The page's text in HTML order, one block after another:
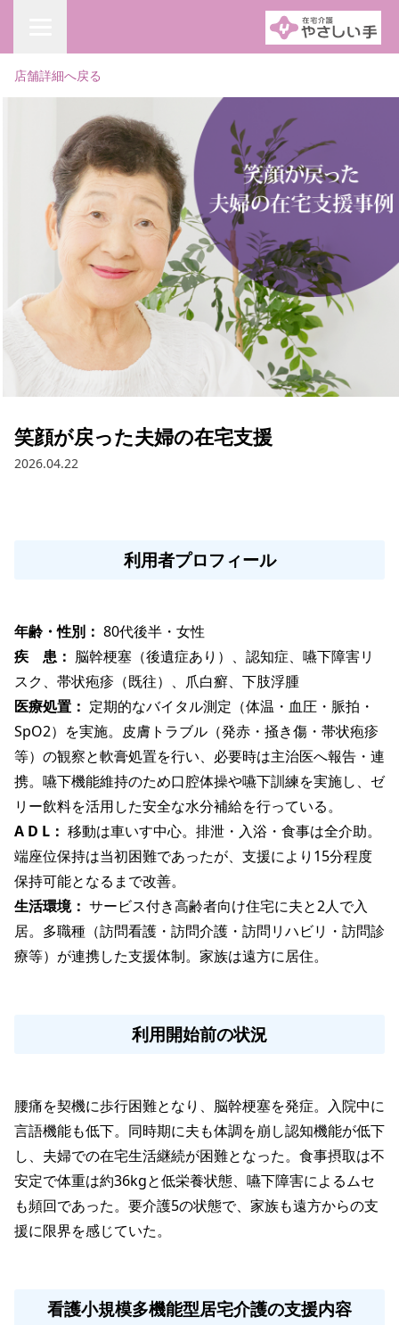
店舗詳細へ戻る
笑顔が戻った夫婦の在宅支援
2026.04.22
利用者プロフィール
年齢・性別： 80代後半・女性
疾　患： 脳幹梗塞（後遺症あり）、認知症、嚥下障害リ
スク、帯状疱疹（既往）、爪白癬、下肢浮腫
医療処置： 定期的なバイタル測定（体温・血圧・脈拍・
SpO2）を実施。皮膚トラブル（発赤・掻き傷・帯状疱疹
等）の観察と軟膏処置を行い、必要時は主治医へ報告・連
携。嚥下機能維持のため口腔体操や嚥下訓練を実施し、ゼ
リー飲料を活用した安全な水分補給を行っている。
A D L： 移動は車いす中心。排泄・入浴・食事は全介助。
端座位保持は当初困難であったが、支援により15分程度
保持可能となるまで改善。
生活環境： サービス付き高齢者向け住宅に夫と2人で入
居。多職種（訪問看護・訪問介護・訪問リハビリ・訪問診
療等）が連携した支援体制。家族は遠方に居住。
利用開始前の状況
腰痛を契機に歩行困難となり、脳幹梗塞を発症。入院中に
言語機能も低下。同時期に夫も体調を崩し認知機能が低下
し、夫婦での在宅生活継続が困難となった。食事摂取は不
安定で体重は約36kgと低栄養状態、嚥下障害によるムセ
も頻回であった。要介護5の状態で、家族も遠方からの支
援に限界を感じていた。
看護小規模多機能型居宅介護の支援内容